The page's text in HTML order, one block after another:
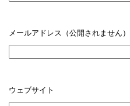
メールアドレス（公開されません）
ウェブサイト